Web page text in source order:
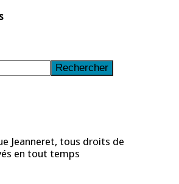
Rechercher
Jeanneret, tous droits de
en tout temps